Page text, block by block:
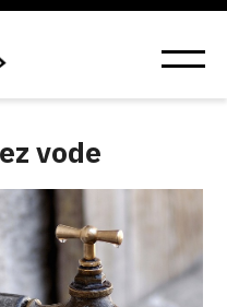
vode